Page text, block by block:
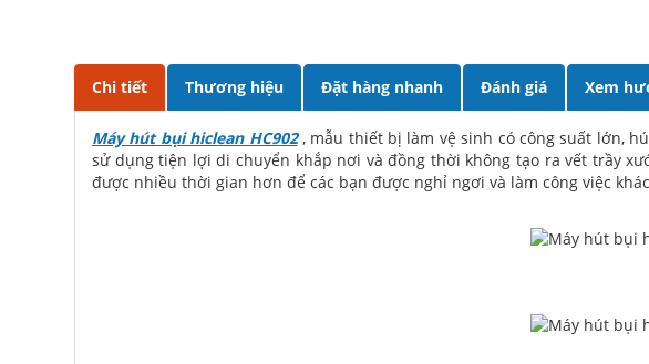
Chi tiết Thương hiệu Đặt hàng nhanh Đánh giá Xem
Máy hút bụi hiclean HC902, mẫu thiết bị làm vệ sinh có công suất lớn,
sử dụng tiện lợi di chuyển khắp nơi và đồng thời không tạo ra vết trầy
được nhiều thời gian hơn để các bạn được nghỉ ngơi và làm công việc